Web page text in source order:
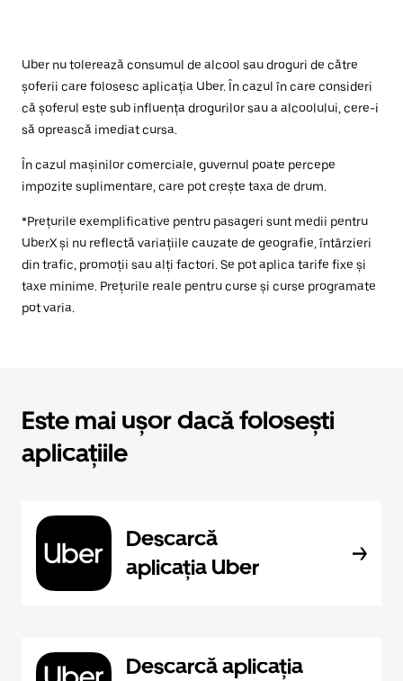
Uber nu tolerează consumul de alcool sau droguri de către
șoferii care folosesc aplicația Uber. În cazul în care consideri
că șoferul este sub influența drogurilor sau a alcoolului, cere-i
să oprească imediat cursa.
În cazul mașinilor comerciale, guvernul poate percepe
impozite suplimentare, care pot crește taxa de drum.
*Prețurile exemplificative pentru pasageri sunt medii pentru
UberX și nu reflectă variațiile cauzate de geografie, întârzieri
din trafic, promoții sau alți factori. Se pot aplica tarife fixe și
taxe minime. Prețurile reale pentru curse și curse programate
pot varia.
Este mai ușor dacă folosești
aplicațiile
Descarcă
aplicația Uber
Descarcă aplicația